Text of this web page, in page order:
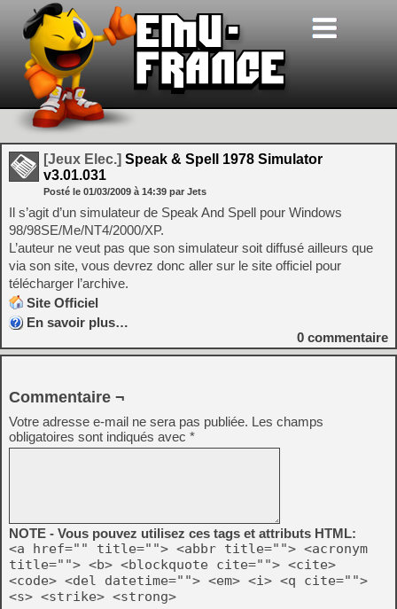
[Jeux Elec.] Speak & Spell 1978 Simulator
v3.01.031
Posté le 01/03/2009 à 14:39 par Jets
Il s’agit d’un simulateur de Speak And Spell pour Windows
98/98SE/Me/NT4/2000/XP.
L’auteur ne veut pas que son simulateur soit diffusé ailleurs que
via son site, vous devrez donc aller sur le site officiel pour
télécharger l’archive.
Site Officiel
En savoir plus…
0 commentaire
Commentaire ¬
Votre adresse e-mail ne sera pas publiée. Les champs
obligatoires sont indiqués avec *
NOTE - Vous pouvez utilisez ces tags et attributs HTML:
<a href="" title=""> <abbr title=""> <acronym
title=""> <b> <blockquote cite=""> <cite>
<code> <del datetime=""> <em> <i> <q cite="">
<s> <strike> <strong>